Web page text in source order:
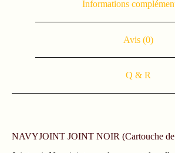
Informations
Avis (0)
Q & R
NAVYJOINT JOINT NOIR (Cartouche